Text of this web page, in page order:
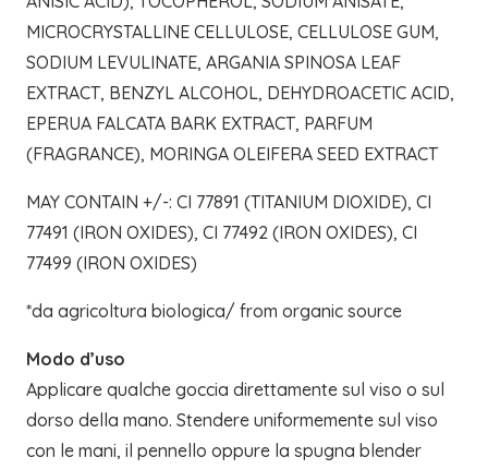
MICROCRYSTALLINE CELLULOSE, CELLULOSE GUM,
SODIUM LEVULINATE, ARGANIA SPINOSA LEAF
EXTRACT, BENZYL ALCOHOL, DEHYDROACETIC ACID,
EPERUA FALCATA BARK EXTRACT, PARFUM
(FRAGRANCE), MORINGA OLEIFERA SEED EXTRACT
MAY CONTAIN +/-: CI 77891 (TITANIUM DIOXIDE), CI
77491 (IRON OXIDES), CI 77492 (IRON OXIDES), CI
77499 (IRON OXIDES)
*da agricoltura biologica/ from organic source
Modo d’uso
Applicare qualche goccia direttamente sul viso o sul
dorso della mano. Stendere uniformemente sul viso
con le mani, il pennello oppure la spugna blender